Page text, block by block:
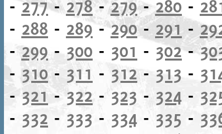
-277-278-279-280 -
- 288 - 289-290-291 -
-299 - 300 - 301 - 302-
-310-311 - 312- 313 -
-321 -322 - 323 - 324 -
- 332 - 333 - 334 - 335 -